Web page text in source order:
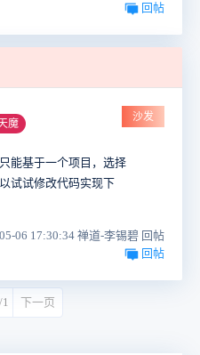
回帖
魔
沙发
能基于一个项目，选择
试试修改代码实现下
06 17:30:34 禅道-李锡碧 回帖
回帖
1 下一页